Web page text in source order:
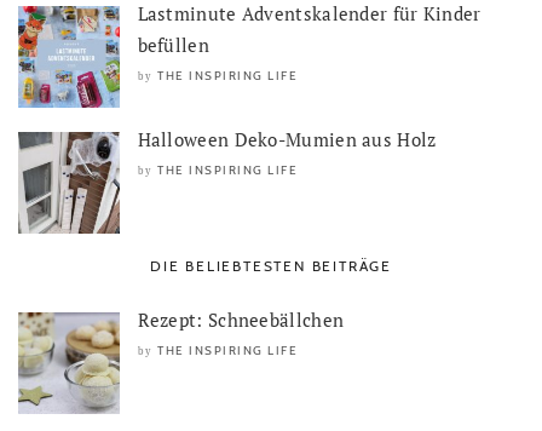
Lastminute Adventskalender für Kinder
befüllen
by THE INSPIRING LIFE
Halloween Deko-Mumien aus Holz
by THE INSPIRING LIFE
DIE BELIEBTESTEN BEITRÄGE
Rezept: Schneebällchen
by THE INSPIRING LIFE